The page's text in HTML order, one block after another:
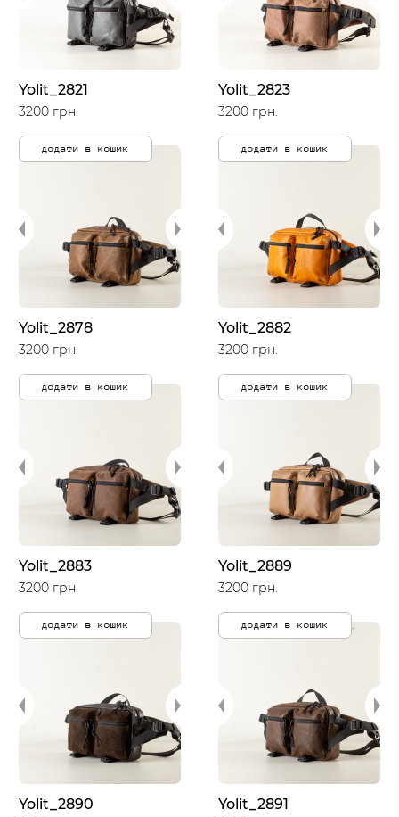
Yolit_2821
3200 грн.
додати в кошик
Yolit_2823
3200 грн.
додати в кошик
Yolit_2878
3200 грн.
додати в кошик
Yolit_2882
3200 грн.
додати в кошик
Yolit_2883
3200 грн.
додати в кошик
Yolit_2889
3200 грн.
додати в кошик
Yolit_2890 Yolit_2891